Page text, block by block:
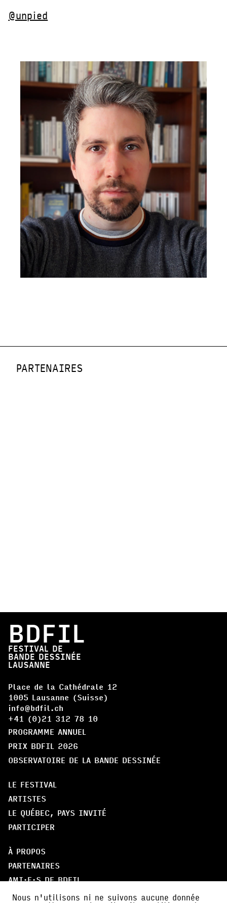
@unpied
PARTENAIRES
BDFIL
FESTIVAL DE
BANDE DESSINÉE
LAUSANNE
Place de la Cathédrale 12
1005 Lausanne (Suisse)
info@bdfil.ch
+41 (0)21 312 78 10
PROGRAMME ANNUEL
PRIX BDFIL 2026
OBSERVATOIRE DE LA BANDE DESSINÉE
LE FESTIVAL
ARTISTES
LE QUÉBEC, PAYS INVITÉ
PARTICIPER
À PROPOS
PARTENAIRES
AMI·E·S DE BDFIL
CERCLE DES MÉCÈNES
Nous n'utilisons ni ne suivons aucune donnée